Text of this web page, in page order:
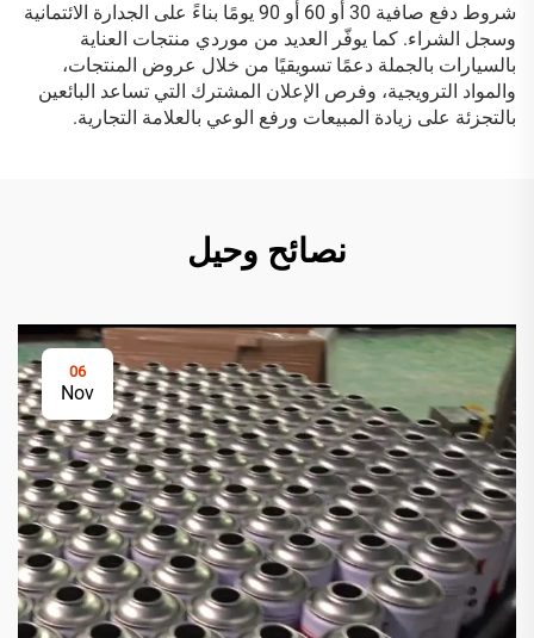
شروط دفع صافية 30 أو 60 أو 90 يومًا بناءً على الجدارة الائتمانية
وسجل الشراء. كما يوفّر العديد من موردي منتجات العناية
بالسيارات بالجملة دعمًا تسويقيًا من خلال عروض المنتجات،
والمواد الترويجية، وفرص الإعلان المشترك التي تساعد البائعين
بالتجزئة على زيادة المبيعات ورفع الوعي بالعلامة التجارية.
نصائح وحيل
06
Nov